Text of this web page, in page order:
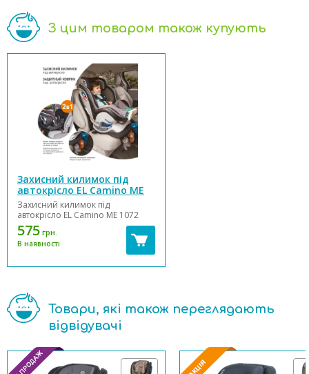
З цим товаром також купують
Захисний килимок під
автокрісло EL Camino ME
1072
Захисний килимок під
автокрісло EL Camino ME 1072
призначений для збереження
будь-якого виду оббивки
автомобільних сидінь при
Характеристики захисного
575 грн.
В наявності
Товари, які також переглядають
відвідувачі